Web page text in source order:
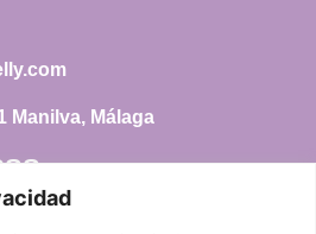
Manilva, Málaga